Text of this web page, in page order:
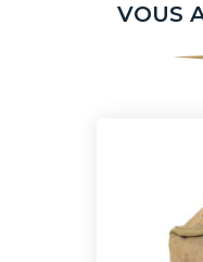
VOUS